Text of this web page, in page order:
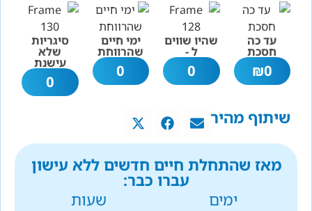
עד כה
חסכת
0
₪
שהיו שווים
ל -
0
ימי חיים
שהרווחת
0
סיגריות
שלא
עישנת
0
שיתוף מהיר
מאז שהתחלת חיים חדשים ללא עישון
עברו כבר:
ימים
שעות